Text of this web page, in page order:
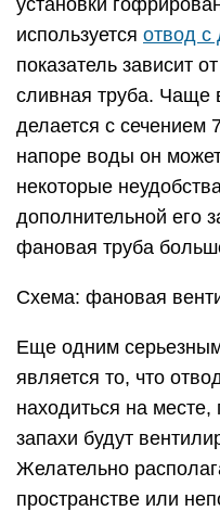
установки
используется отвод с
показатель зависит
сливная труба. Чаще
делается с сечением
напоре воды он
некоторые
дополнительной его
фановая труба
Схема: фановая
Еще одним
является то, что
находиться на
запахи будут
Желательно
пространстве или